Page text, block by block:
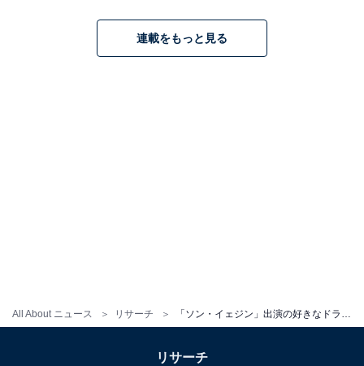
All About ニュース リサーチ
性）」「やはり、愛の不時着でしょう。美人の中に真の
連載をもっと見る
リサーチ